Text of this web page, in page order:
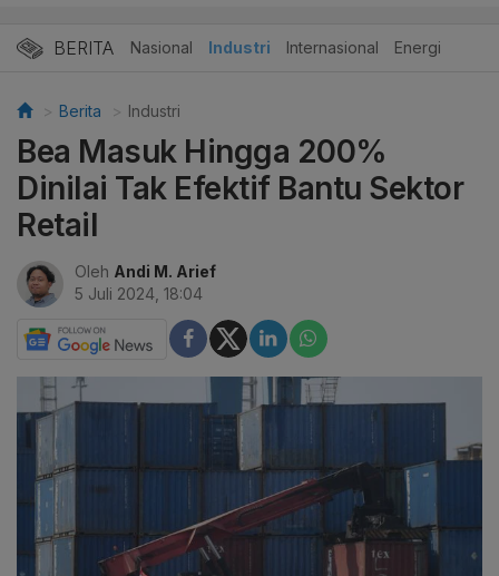
BERITA Nasional Industri Internasional Energi
Berita Industri
Bea Masuk Hingga 200%
Dinilai Tak Efektif Bantu Sektor
Retail
Oleh Andi M. Arief
5 Juli 2024, 18:04